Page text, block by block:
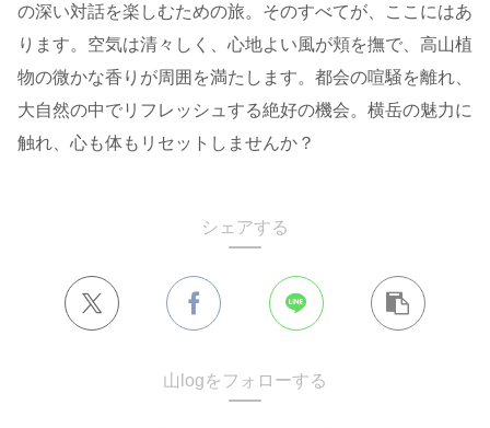
の深い対話を楽しむための旅。そのすべてが、ここにはあ
ります。空気は清々しく、心地よい風が頬を撫で、高山植
物の微かな香りが周囲を満たします。都会の喧騒を離れ、
大自然の中でリフレッシュする絶好の機会。横岳の魅力に
触れ、心も体もリセットしませんか？
シェアする
山logをフォローする